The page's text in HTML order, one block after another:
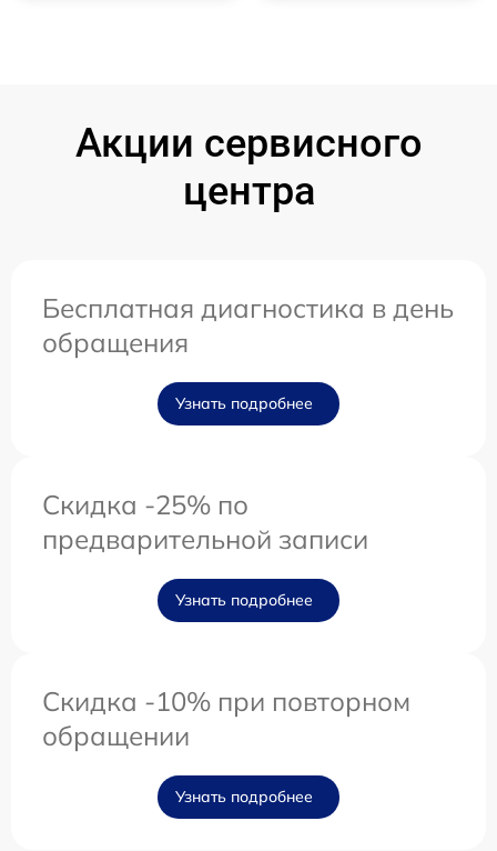
Акции сервисного
центра
Бесплатная диагностика в день
обращения
Узнать подробнее
Скидка -25% по
предварительной записи
Узнать подробнее
Скидка -10% при повторном
обращении
Узнать подробнее